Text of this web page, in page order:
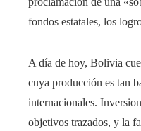
fondos estatales, los
A día de hoy, Bolivia
cuya producción es tan
internacionales.
objetivos trazados, y la